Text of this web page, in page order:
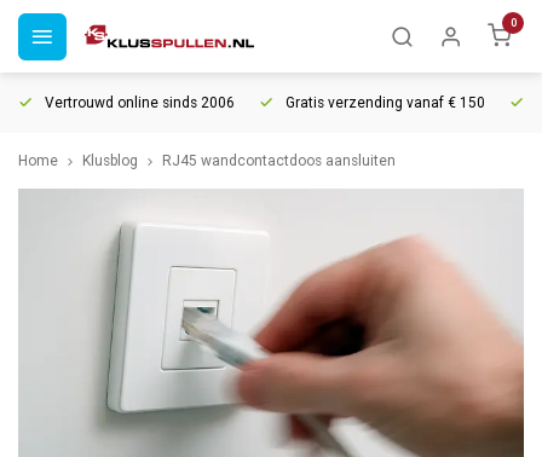
0
Vertrouwd online sinds 2006 Gratis verzending vanaf € 150
Home Klusblog RJ45 wandcontactdoos aansluiten